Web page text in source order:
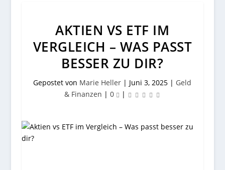
AKTIEN VS ETF IM
VERGLEICH – WAS PASST
BESSER ZU DIR?
Gepostet von Marie Heller | Juni 3, 2025 | Geld
& Finanzen | 0 |